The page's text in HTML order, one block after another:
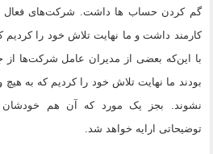
گم کردن حساب ها داشت. شرکت‌های فعال
کارمند داشت و ما نهایت تلاش خود را کردیم
با این‌که بعضی از مدیران عامل شرکت‌ها از
بودند ما نهایت تلاش خود را کردیم که به
نشوند. بجز یک مورد که آن هم خودشان
توضیحاتی ارایه خواهد شد.